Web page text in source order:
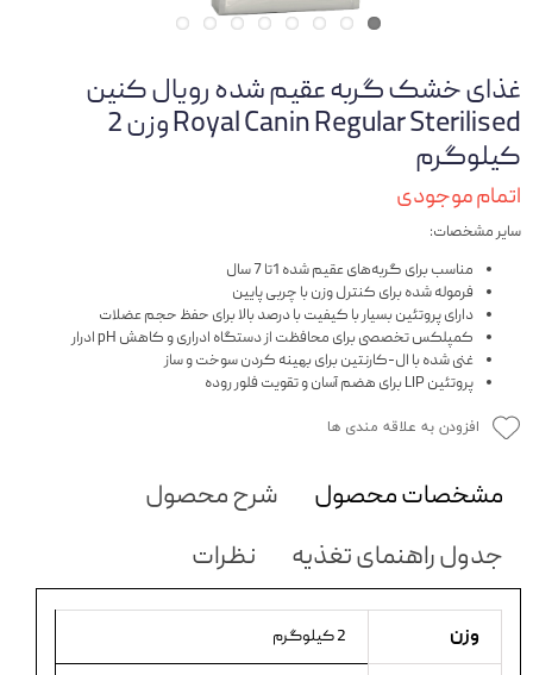
غذای خشک گربه عقیم شده رویال کنین
Royal Canin Regular Sterilised وزن 2
کیلوگرم
اتمام موجودی
سایر مشخصات:
مناسب برای گربه‌های عقیم شده 1تا 7 سال
فرموله شده برای کنترل وزن با چربی پایین
دارای پروتئین بسیار با کیفیت با درصد بالا برای حفظ حجم عضلات
کمپلکس تخصصی برای محافظت از دستگاه ادراری و کاهش pH ادرار
غنی شده با ال-کارنتین برای بهینه کردن سوخت و ساز
پروتئین LIP برای هضم آسان و تقویت فلور روده
افزودن به علاقه مندی ها
مشخصات محصول
شرح محصول
جدول راهنمای تغذیه
نظرات
وزن 2 کیلوگرم